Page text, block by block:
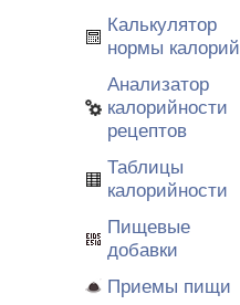
Калькулятор
нормы калорий
Анализатор
калорийности
рецептов
Таблицы
калорийности
Пищевые
добавки
Приемы пищи